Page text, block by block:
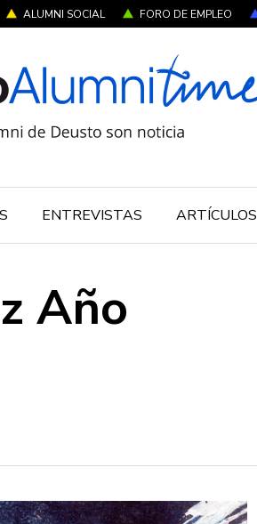
ALUMNI SOCIAL FORO DE EMPLEO
ENTREVISTAS ARTÍCULOS
Año